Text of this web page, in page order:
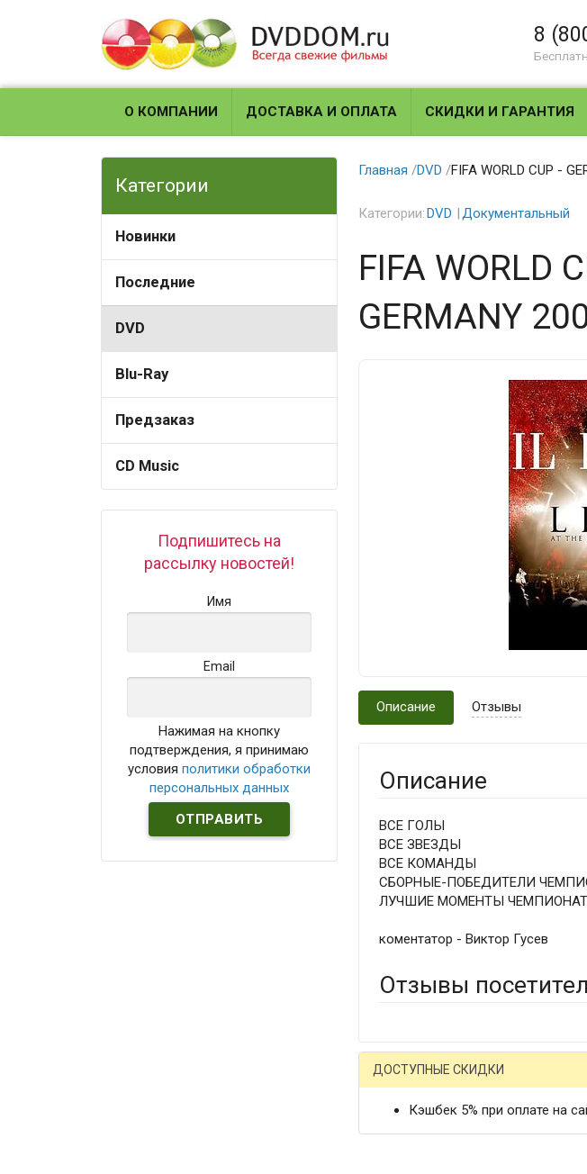
8
О КОМПАНИИ ДОСТАВКА И ОПЛАТА СКИДКИ И ГАРАНТИЯ
Категории
Новинки
Последние
DVD
Blu-Ray
Предзаказ
CD Music
Подпишитесь на
рассылку новостей!
Имя
Email
Нажимая на кнопку
подтверждения, я принимаю
условияполитики обработки
персональных данных
Главная /DVD /FIFA WORLD CUP -
Категории:DVD Документальный
FIFA WORLD
GERMANY
Описание Отзывы
Описание
ВСЕ ГОЛЫ
ВСЕ ЗВЕЗДЫ
ВСЕ КОМАНДЫ
СБОРНЫЕ-ПОБЕДИТЕЛИ
ЛУЧШИЕ МОМЕНТЫ
коментатор - Виктор Гусев
Отзывы
ДОСТУПНЫЕ СКИДКИ
Кэшбек 5% при оплате на